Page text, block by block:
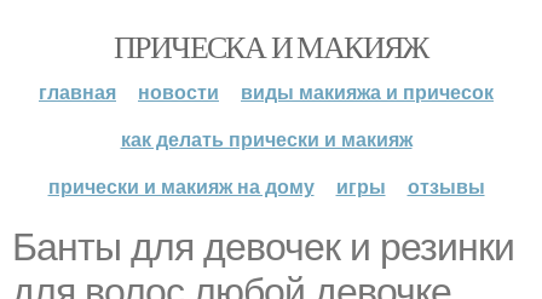
ПРИЧЕСКА И МАКИЯЖ
главная новости
виды макияжа и причесок
как делать прически и макияж
прически и макияж на дому
игры отзывы
Банты для девочек и резинки